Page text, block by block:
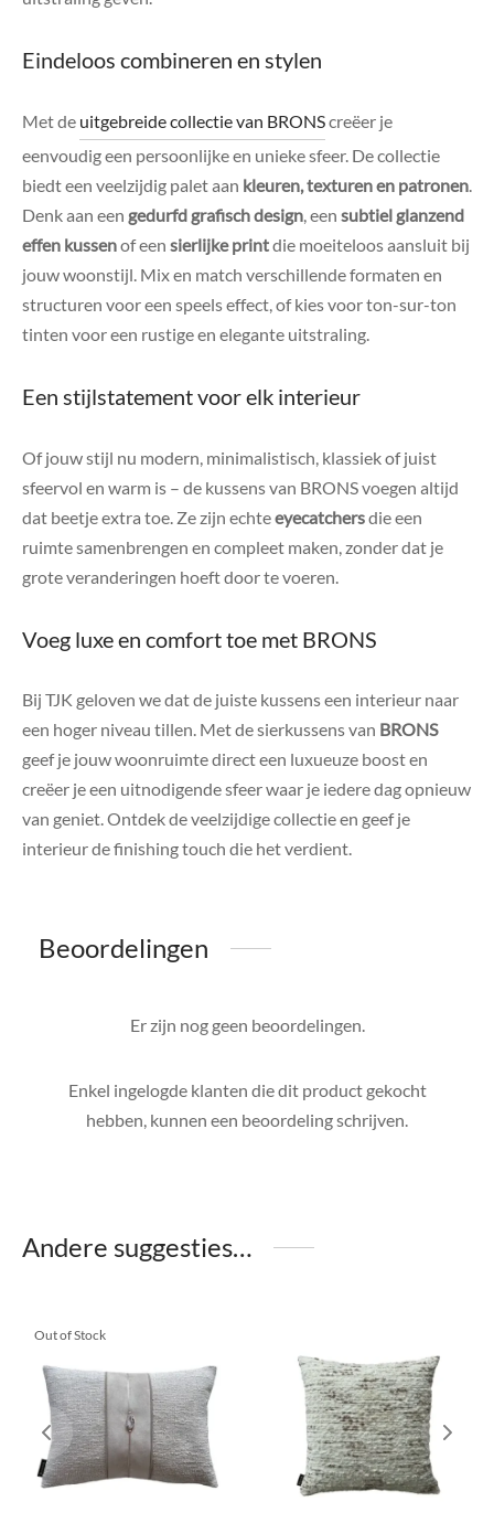
Eindeloos combineren en stylen
Met de uitgebreide collectie van BRONScreëer je
eenvoudig een persoonlijke en unieke sfeer. De collectie
biedt een veelzijdig palet aan kleuren, texturen en patronen.
Denk aan een gedurfd grafisch design, een subtiel glanzend
effen kussenof een sierlijke printdie moeiteloos aansluit bij
jouw woonstijl. Mix en match verschillende formaten en
structuren voor een speels effect, of kies voor ton-sur-ton
tinten voor een rustige en elegante uitstraling.
Een stijlstatement voor elk interieur
Of jouw stijl nu modern, minimalistisch, klassiek of juist
sfeervol en warm is – de kussens van BRONS voegen altijd
dat beetje extra toe. Ze zijn echteeyecatchersdie een
ruimte samenbrengen en compleet maken, zonder dat je
grote veranderingen hoeft door te voeren.
Voeg luxe en comfort toe met BRONS
Bij TJK geloven we dat de juiste kussens een interieur naar
een hoger niveau tillen. Met de sierkussens van BRONS
geef je jouw woonruimte direct een luxueuze boost en
creëer je een uitnodigende sfeer waar je iedere dag opnieuw
van geniet. Ontdek de veelzijdige collectie en geef je
interieur de finishing touch die het verdient.
Beoordelingen
Er zijn nog geen beoordelingen.
Enkel ingelogde klanten die dit product gekocht
hebben, kunnen een beoordeling schrijven.
Andere suggesties…
Out of Stock